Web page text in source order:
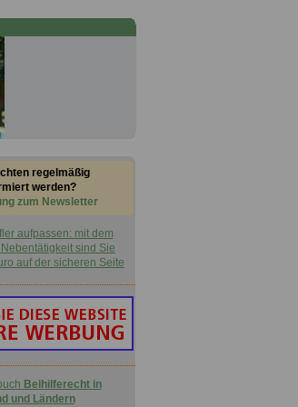
regelmäßig
werden?
zum Newsletter
aufpassen: mit dem
Nebentätigkeit sind Sie
auf der sicheren Seite
Beihilferecht in
und Ländern